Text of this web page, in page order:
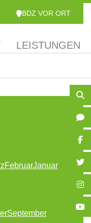
BDZ VOR ORT
LEISTUNGEN
FebruarJanuar
September